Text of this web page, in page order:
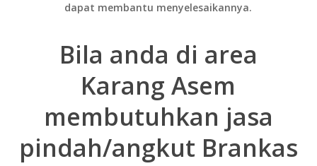
dapat membantu menyelesaikannya.
Bila anda di area
Karang Asem
membutuhkan jasa
pindah/angkut Brankas